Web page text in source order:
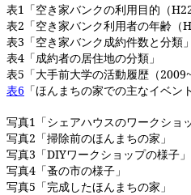
表1 「空き家バンクの利用目的（
表2 「空き家バンク利用者の年齢（
表3 「空き家バンク
表4 「成約者の
表5 「大手前大学の活動履歴（
表6 「ほんまちの家
写真1 「シェアハウスの
写真2 「掃除前の
写真3 「DIYワークシ
写真4 「蚤の市
写真5 「完成した